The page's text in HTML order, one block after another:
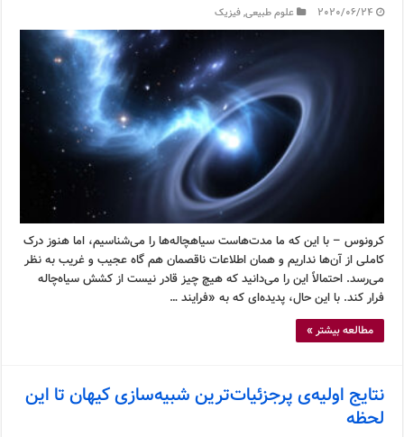
2020/06/24 علوم طبیعی,فیزیک
کرونوس – با این که ما مدت‌هاست سیاهچاله‌ها را می‌شناسیم، اما هنوز درک
کاملی از آن‌ها نداریم و همان اطلاعات ناقصمان هم گاه عجیب و غریب به نظر
می‌رسد. احتمالاً این را می‌دانید که هیچ چیز قادر نیست از کشش سیاه‌چاله
فرار کند. با این حال، پدیده‌ای که به «فرایند …
مطالعه بیشتر »
نتایج اولیه‌ی پرجزئیات‌ترین شبیه‌سازی کیهان تا این
لحظه